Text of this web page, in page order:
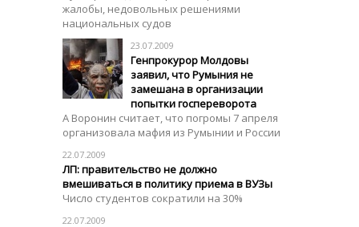
жалобы, недовольных решениями
национальных судов
23.07.2009
Генпрокурор Молдовы
заявил, что Румыния не
замешана в организации
попытки госпереворота
А Воронин считает, что погромы 7 апреля
организовала мафия из Румынии и России
22.07.2009
ЛП: правительство не должно
вмешиваться в политику приема в ВУЗы
Число студентов сократили на 30%
22.07.2009